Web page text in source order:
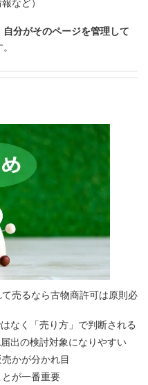
など）
自分がそのページを管理して
売るなら古物商許可は原則必
なく「売り方」で判断される
出の検討対象になりやすい
かが分かれ目
とが一番重要